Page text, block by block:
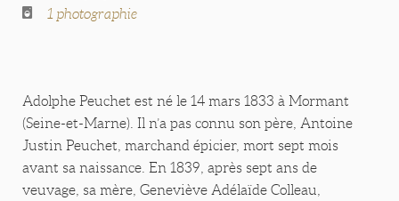
1 photographie
Adolphe Peuchet est né le 14 mars 1833 à Mormant
(Seine-et-Marne). Il n’a pas connu son père, Antoine
Justin Peuchet, marchand épicier, mort sept mois
avant sa naissance. En 1839, après sept ans de
veuvage, sa mère, Geneviève Adélaïde Colleau,